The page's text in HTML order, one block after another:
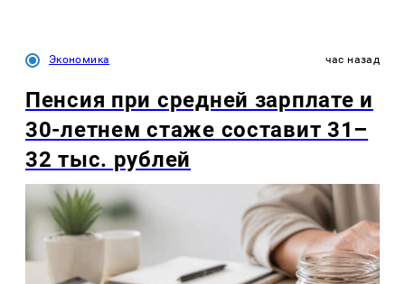
Экономика час назад
Пенсия при средней зарплате и
30-летнем стаже составит 31–
32 тыс. рублей